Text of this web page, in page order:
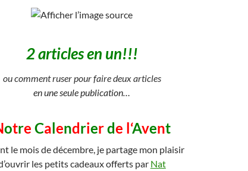
2 articles en un!!!
ou comment ruser pour faire deux articles
en une seule publication…
otre Calendrierde l‘Avent
le mois de décembre, je partage mon plaisir
les petits cadeaux offerts par Nat